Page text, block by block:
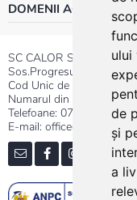
ului
de
și
a
DOMENII ACTIVITATE
SC CALOR SRL
Sos.Progresului nr.30-
Cod Unic de Inregistrare:
Numarul din Registrul
Telefoane: 0737.23.44.44
E-mail: office@calor.ro